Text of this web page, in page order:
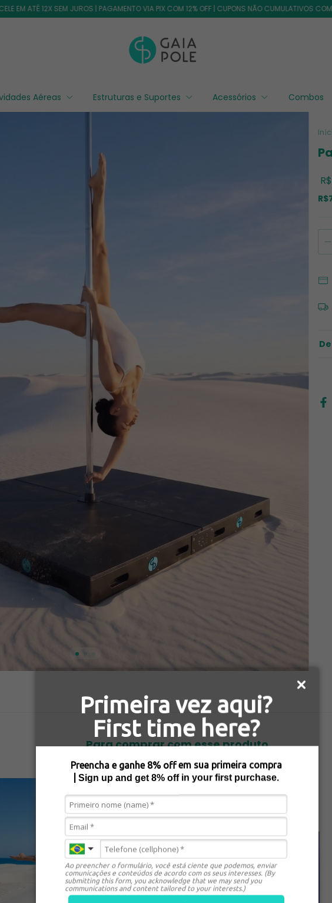
Primeira vez aqui?
First time here?
Preencha e ganhe 8% off em sua primeira compra
Sign up and get 8 % off in your first purchase.
Ao preencher o formulário, você está ciente que podemos, enviar
comunicações e conteúdos de acordo com os seus interesses. (By
submitting this form, you acknowledge that we may send you
communications and content tailored to your interests.)
12X SEM JUROS | PAGAMENTO VIA PIX COM 12% OFF | CUPONS NÃO CUMULATIVOS COM OUTRAS
Aéreas Estruturas e Suportes Acessórios Combos
Para comprar com esse produto